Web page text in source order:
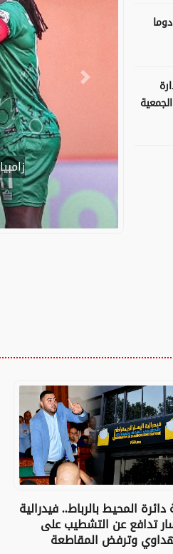
Next
دائرة المحيط بالرباط.. فيدرالية
تدافع عن التشطيب على
وترفض المقاطعة